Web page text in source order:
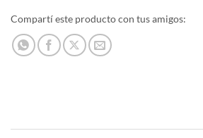
Compartí este producto con tus amigos: